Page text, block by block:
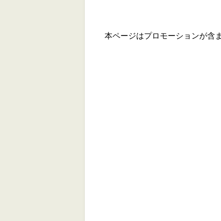
本ページはプロモーションが含